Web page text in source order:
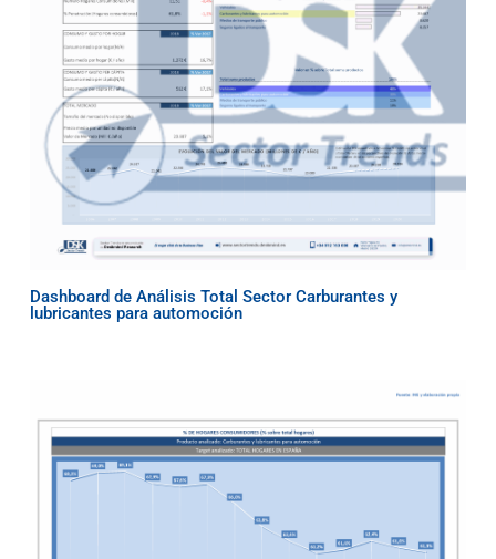
Dashboard de Análisis Total Sector Carburantes y
lubricantes para automoción